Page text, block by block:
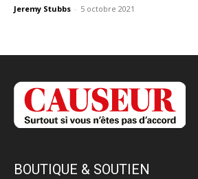
Jeremy Stubbs - 5 octobre 2021
BOUTIQUE & SOUTIEN